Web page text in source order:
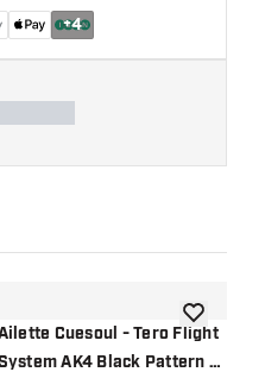
+4
liste de souhaits
Cuesoul - Tero Flight
AK4 Black Pattern -
ajouter à